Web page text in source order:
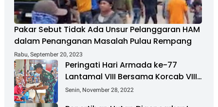
Pakar Sebut Tidak Ada Unsur Pelanggaran HAM
dalam Penanganan Masalah Pulau Rempang
Rabu, September 20, 2023
Peringati Hari Armada ke-77
Lantamal VIII Bersama Korcab VIII
DJA II Laksanakan Bakti Sosial
Senin, November 28, 2022